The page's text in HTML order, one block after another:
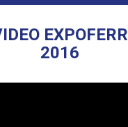
EXPOFERR
2016